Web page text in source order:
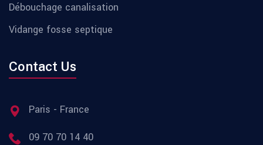
Débouchage canalisation
Vidange fosse septique
Contact Us
Paris - France
09 70 70 14 40